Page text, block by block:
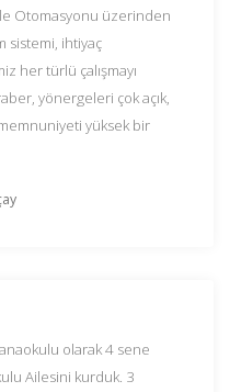
Otomasyonu üzerinden
sistemi, ihtiyaç
her türlü çalışmayı
yönergeleri çok açık,
yüksek bir
olarak 4 sene
Ailesini kurduk. 3